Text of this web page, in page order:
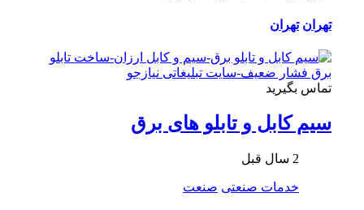
تهران تهران
تماس بگیرید
سیم کابل و تابلو های برق
2 سال قبل
خدمات صنعتی صنعت